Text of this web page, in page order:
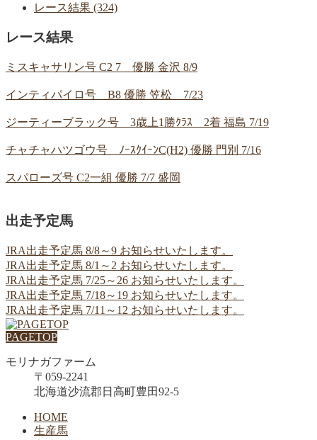
レース結果 (324)
レース結果
ミスキャサリン号 C2 7 優勝 金沢 8/9
インティパイロ号 B8 優勝 笠松 7/23
ジーティーブラック号 3歳上1勝ｸﾗｽ 2着 福島 7/19
チャチャハツゴウ号 ﾉｰｽｸｲｰﾝC(H2) 優勝 門別 7/16
スパローズ号 C2一組 優勝 7/7 盛岡
出走予定馬
JRA出走予定馬 8/8～9 お知らせいたします。
JRA出走予定馬 8/1～2 お知らせいたします。
JRA出走予定馬 7/25～26 お知らせいたします。
JRA出走予定馬 7/18～19 お知らせいたします。
JRA出走予定馬 7/11～12 お知らせいたします。
PAGETOP
モリナガファーム
〒059-2241
北海道沙流郡日高町豊田92-5
HOME
生産馬